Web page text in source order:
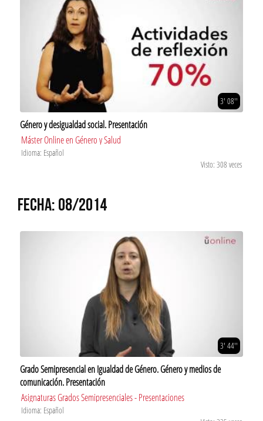
3' 08''
Género y desigualdad social. Presentación
Máster Online en Género y Salud
Idioma: Español
Visto: 308 veces
FECHA: 08/2014
3' 44''
Grado Semipresencial en Igualdad de Género. Género y medios de
comunicación. Presentación
Asignaturas Grados Semipresenciales - Presentaciones
Idioma: Español